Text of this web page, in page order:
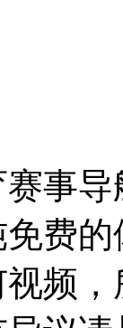
事
费
频